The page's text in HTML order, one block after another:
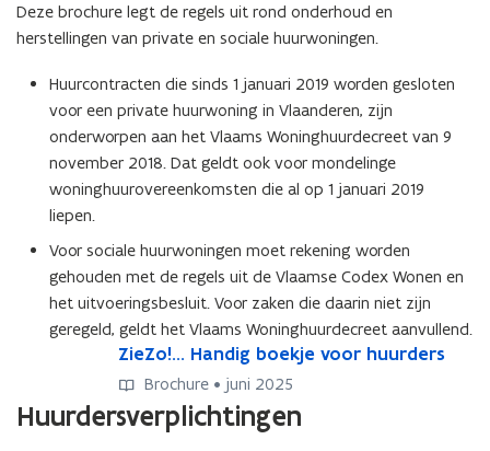
Deze brochure legt de regels uit rond onderhoud en
herstellingen van private en sociale huurwoningen.
Huurcontracten die sinds 1 januari 2019 worden gesloten
voor een private huurwoning in Vlaanderen, zijn
onderworpen aan het Vlaams Woninghuurdecreet van 9
november 2018. Dat geldt ook voor mondelinge
woninghuurovereenkomsten die al op 1 januari 2019
liepen.
Voor sociale huurwoningen moet rekening worden
gehouden met de regels uit de Vlaamse Codex Wonen en
het uitvoeringsbesluit. Voor zaken die daarin niet zijn
geregeld, geldt het Vlaams Woninghuurdecreet aanvullend.
Z
ZieZo!... Handig boekje voor huurders
Z
i
e
Z
Brochure • juni 2025
Huurdersverplichtingen